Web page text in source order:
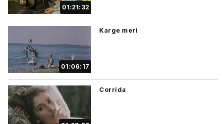
01:21:32
01:06:17
Karge meri
Corrida